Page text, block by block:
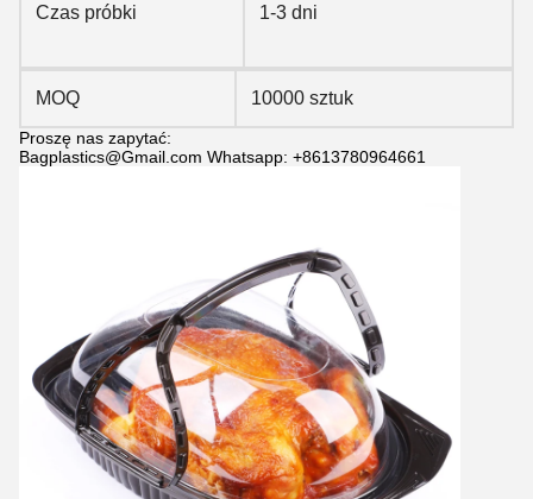
Zostaw wiadomość
Oddzwonimy wkrótce!
Czas próbki 1-3 dni
MOQ 10000 sztuk
Proszę nas zapytać:
Bagplastics@Gmail.com Whatsapp: +8613780964661